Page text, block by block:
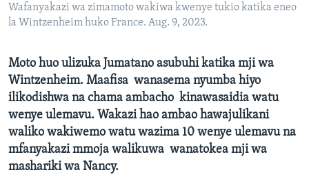
Wafanyakazi wa zimamoto wakiwa kwenye tukio katika eneo
la Wintzenheim huko France. Aug. 9, 2023.
Moto huo ulizuka Jumatano asubuhi katika mji wa
Wintzenheim. Maafisa wanasema nyumba hiyo
ilikodishwa na chama ambacho kinawasaidia watu
wenye ulemavu. Wakazi hao ambao hawajulikani
waliko wakiwemo watu wazima 10 wenye ulemavu na
mfanyakazi mmoja walikuwa wanatokea mji wa
mashariki wa Nancy.